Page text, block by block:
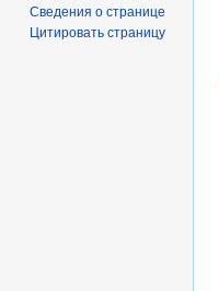
Сведения о странице
Цитировать страницу